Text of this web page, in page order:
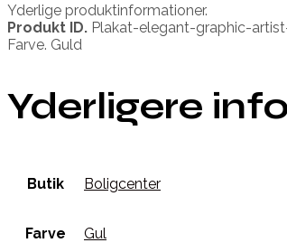
Yderlige produktinformationer.
Produkt ID. Plakat-elegant-graphic-
Farve. Guld
Yderligere
Butik Boligcenter
Farve Gul